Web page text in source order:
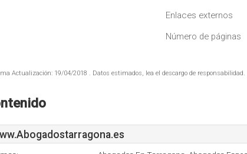
Enlaces externos
Número de páginas
Actualización: 19/04/2018 . Datos estimados, lea el descargo de responsabilidad.